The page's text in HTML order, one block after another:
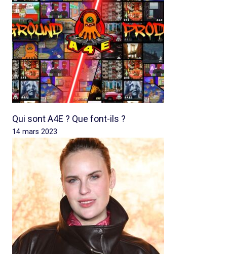
Qui sont A4E ? Que font-ils ?
14 mars 2023